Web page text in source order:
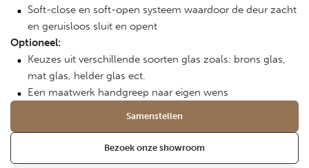
Soft-close en soft-open systeem waardoor de deur zacht
en geruisloos sluit en opent
Optioneel:
Keuzes uit verschillende soorten glas zoals: brons glas,
mat glas, helder glas ect.
Een maatwerk handgreep naar eigen wens
Samenstellen
Bezoek onze showroom